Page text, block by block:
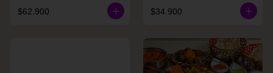
$62.900 $34.900